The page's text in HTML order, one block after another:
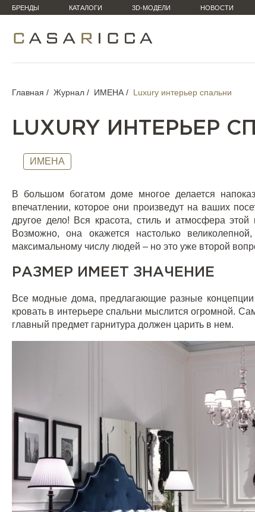
БРЕНДЫ КАТАЛОГИ 3D-МОДЕЛИ НОВОСТИ
Главная Журнал ИМЕНА Luxury интерьер спальни
LUXURY ИНТЕРЬЕР
ИМЕНА
В большом богатом доме многое делается
впечатлении, которое они произведут на ваших
другое дело! Вся красота, стиль и атмосфера
Возможно, она окажется настолько
максимальному числу людей – но это уже второй
РАЗМЕР ИМЕЕТ ЗНАЧЕНИЕ
Все модные дома, предлагающие разные
кровать в интерьере спальни мыслится огромной.
главный предмет гарнитура должен царить в нем.